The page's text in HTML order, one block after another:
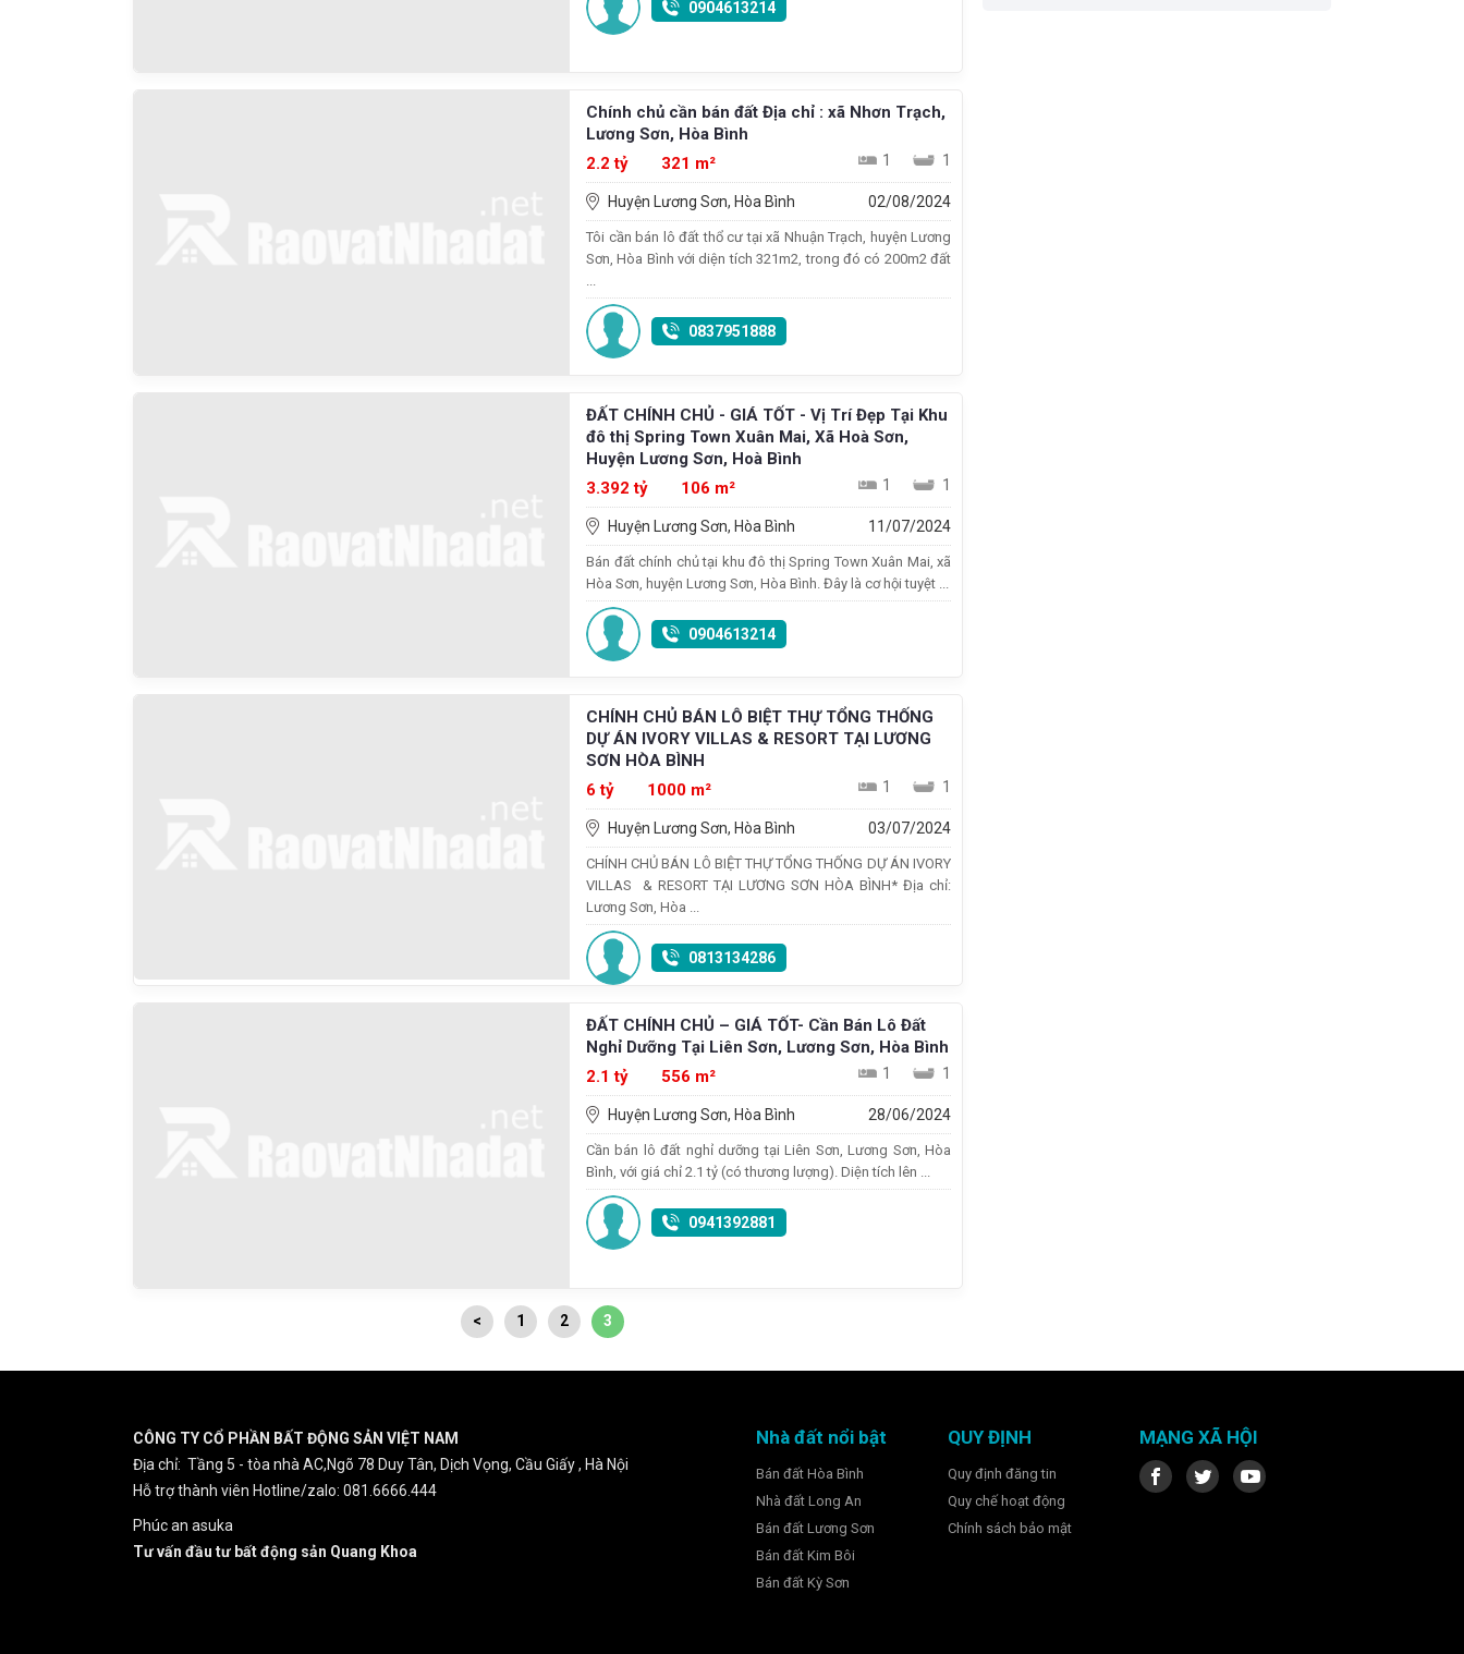
0904613214
Chính chủ cần bán đất Địa chỉ : xã Nhơn Trạch,
Lương Sơn, Hòa Bình
2.2 tỷ
321 m² 1 1
Huyện Lương Sơn, Hòa Bình 02/08/2024
Tôi cần bán lô đất thổ cư tại xã Nhuận Trạch, huyện Lương
Sơn, Hòa Bình với diện tích 321m2, trong đó có 200m2 đất
...
0837951888
ĐẤT CHÍNH CHỦ - GIÁ TỐT - Vị Trí Đẹp Tại Khu
đô thị Spring Town Xuân Mai, Xã Hoà Sơn,
Huyện Lương Sơn, Hoà Bình
3.392 tỷ
106 m² 1 1
Huyện Lương Sơn, Hòa Bình 11/07/2024
Bán đất chính chủ tại khu đô thị Spring Town Xuân Mai, xã
Hòa Sơn, huyện Lương Sơn, Hòa Bình. Đây là cơ hội tuyệt ...
0904613214
CHÍNH CHỦ BÁN LÔ BIỆT THỰ TỔNG THỐNG
DỰ ÁN IVORY VILLAS & RESORT TẠI LƯƠNG
SƠN HÒA BÌNH
6 tỷ
1000 m² 1 1
Huyện Lương Sơn, Hòa Bình 03/07/2024
CHÍNH CHỦ BÁN LÔ BIỆT THỰ TỔNG THỐNG DỰ ÁN IVORY
VILLAS & RESORT TẠI LƯƠNG SƠN HÒA BÌNH* Địa chỉ:
Lương Sơn, Hòa ...
0813134286
ĐẤT CHÍNH CHỦ – GIÁ TỐT- Cần Bán Lô Đất
Nghỉ Dưỡng Tại Liên Sơn, Lương Sơn, Hòa Bình
2.1 tỷ
556 m² 1 1
Huyện Lương Sơn, Hòa Bình 28/06/2024
Cần bán lô đất nghỉ dưỡng tại Liên Sơn, Lương Sơn, Hòa
Bình, với giá chỉ 2.1 tỷ (có thương lượng). Diện tích lên ...
0941392881
< 1 2 3
CÔNG TY CỔ PHẦN BẤT ĐỘNG SẢN VIỆT NAM
Địa chỉ: Tầng 5 - tòa nhà AC,Ngõ 78 Duy Tân, Dịch Vọng, Cầu Giấy , Hà Nội
Hỗ trợ thành viên Hotline/zalo: 081.6666.444
Phúc an asuka
Tư vấn đầu tư bất động sản Quang Khoa
Nhà đất nổi bật
Bán đất Hòa Bình
Nhà đất Long An
Bán đất Lương Sơn
Bán đất Kim Bôi
Bán đất Kỳ Sơn
QUY ĐỊNH
Quy định đăng tin
Quy chế hoạt động
Chính sách bảo mật
MẠNG XÃ HỘI